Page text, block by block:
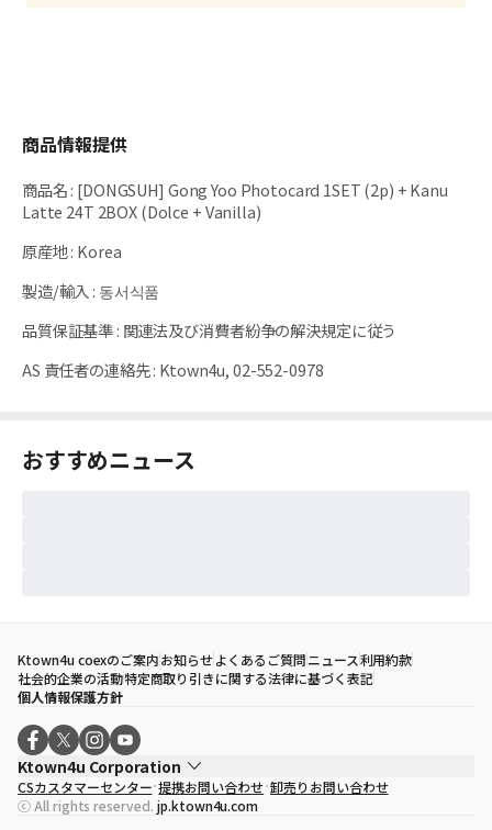
商品情報提供
商品名: [DONGSUH] Gong Yoo Photocard 1SET (2p) + Kanu
Latte 24T 2BOX (Dolce + Vanilla)
原産地: Korea
製造/輸入 : 동서식품
品質保証基準: 関連法及び消費者紛争の解決規定に従う
AS 責任者の連絡先: Ktown4u, 02-552-0978
おすすめニュース
Ktown4u coexのご案内お知らせよくあるご質問ニュース利用約款
社会的企業の活動特定商取り引きに関する法律に基づく表記
個人情報保護方針
Ktown4u Corporation
代表取締役
ソン・ヒョミン
事業者登録番号120-87-71116
CSカスタマーセンター 提携お問い合わせ 卸売りお問い合わせ
ⓒ All rights reserved. jp.ktown4u.com